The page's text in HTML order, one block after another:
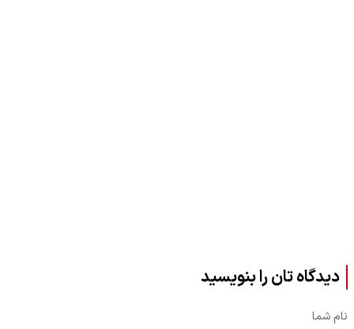
دیدگاه تان را بنویسید
نام شما